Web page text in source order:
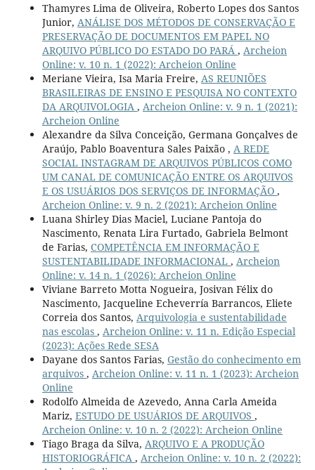
Thamyres Lima de Oliveira, Roberto Lopes dos Santos
Junior, ANÁLISE DOS MÉTODOS DE CONSERVAÇÃO E
PRESERVAÇÃO DE DOCUMENTOS EM PAPEL NO
ARQUIVO PÚBLICO DO ESTADO DO PARÁ , Archeion
Online: v. 10 n. 1 (2022): Archeion Online
Meriane Vieira, Isa Maria Freire, AS REUNIÕES
BRASILEIRAS DE ENSINO E PESQUISA NO CONTEXTO
DA ARQUIVOLOGIA , Archeion Online: v. 9 n. 1 (2021):
Archeion Online
Alexandre da Silva Conceição, Germana Gonçalves de
Araújo, Pablo Boaventura Sales Paixão , A REDE
SOCIAL INSTAGRAM DE ARQUIVOS PÚBLICOS COMO
UM CANAL DE COMUNICAÇÃO ENTRE OS ARQUIVOS
E OS USUÁRIOS DOS SERVIÇOS DE INFORMAÇÃO ,
Archeion Online: v. 9 n. 2 (2021): Archeion Online
Luana Shirley Dias Maciel, Luciane Pantoja do
Nascimento, Renata Lira Furtado, Gabriela Belmont
de Farias, COMPETÊNCIA EM INFORMAÇÃO E
SUSTENTABILIDADE INFORMACIONAL , Archeion
Online: v. 14 n. 1 (2026): Archeion Online
Viviane Barreto Motta Nogueira, Josivan Félix do
Nascimento, Jacqueline Echeverría Barrancos, Eliete
Correia dos Santos, Arquivologia e sustentabilidade
nas escolas , Archeion Online: v. 11 n. Edição Especial
(2023): Ações Rede SESA
Dayane dos Santos Farias, Gestão do conhecimento em
arquivos , Archeion Online: v. 11 n. 1 (2023): Archeion
Online
Rodolfo Almeida de Azevedo, Anna Carla Ameida
Mariz, ESTUDO DE USUÁRIOS DE ARQUIVOS ,
Archeion Online: v. 10 n. 2 (2022): Archeion Online
Tiago Braga da Silva, ARQUIVO E A PRODUÇÃO
HISTORIOGRÁFICA , Archeion Online: v. 10 n. 2 (2022):